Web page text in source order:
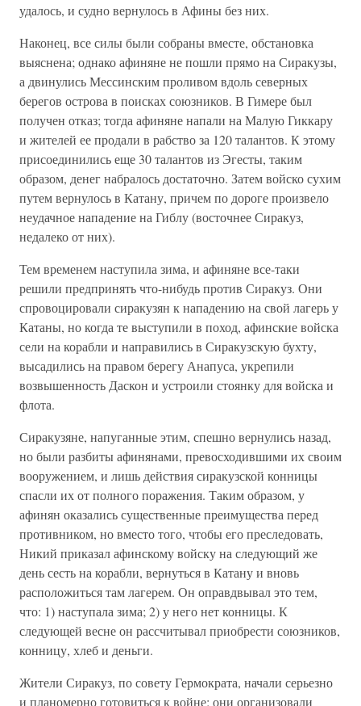
удалось, и судно вернулось в Афины без них.
Наконец, все силы были собраны вместе, обстановка
выяснена; однако афиняне не пошли прямо на Сиракузы,
а двинулись Мессинским проливом вдоль северных
берегов острова в поисках союзников. В Гимере был
получен отказ; тогда афиняне напали на Малую Гиккару
и жителей ее продали в рабство за 120 талантов. К этому
присоединились еще 30 талантов из Эгесты, таким
образом, денег набралось достаточно. Затем войско сухим
путем вернулось в Катану, причем по дороге произвело
неудачное нападение на Гиблу (восточнее Сиракуз,
недалеко от них).
Тем временем наступила зима, и афиняне все-таки
решили предпринять что-нибудь против Сиракуз. Они
спровоцировали сиракузян к нападению на свой лагерь у
Катаны, но когда те выступили в поход, афинские войска
сели на корабли и направились в Сиракузскую бухту,
высадились на правом берегу Анапуса, укрепили
возвышенность Даскон и устроили стоянку для войска и
флота.
Сиракузяне, напуганные этим, спешно вернулись назад,
но были разбиты афинянами, превосходившими их своим
вооружением, и лишь действия сиракузской конницы
спасли их от полного поражения. Таким образом, у
афинян оказались существенные преимущества перед
противником, но вместо того, чтобы его преследовать,
Никий приказал афинскому войску на следующий же
день сесть на корабли, вернуться в Катану и вновь
расположиться там лагерем. Он оправдвывал это тем,
что: 1) наступала зима; 2) у него нет конницы. К
следующей весне он рассчитывал приобрести союзников,
конницу, хлеб и деньги.
Жители Сиракуз, по совету Гермократа, начали серьезно
и планомерно готовиться к войне; они организовали